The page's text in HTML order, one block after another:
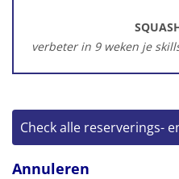
verbeter in 9 weken je
Check alle reserverings-
Annuleren